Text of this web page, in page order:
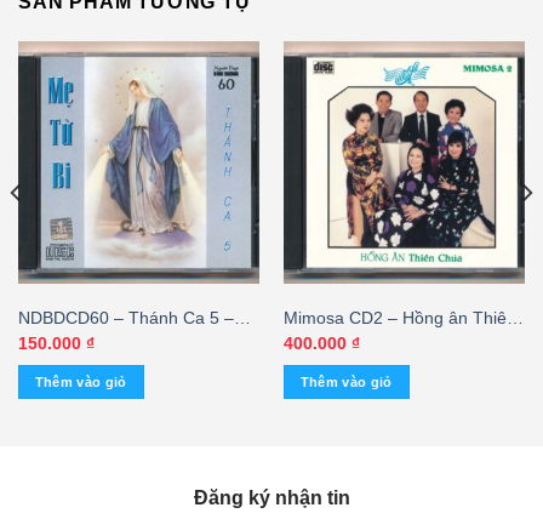
NDBDCD60 – Thánh Ca 5 –
Mẹ Từ Bi
150.000 ₫
Thêm vào giỏ
Mimosa CD2 – Hồng ân Thiên
Chúa (Phôi Khắc) KGTUS
400.000 ₫
Thêm vào giỏ
Đăng ký nhận tin